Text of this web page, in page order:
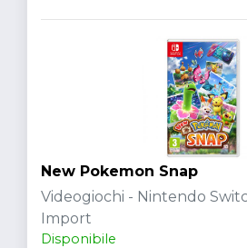
New Pokemon Snap
Videogiochi - Nintendo
Import
Disponibile